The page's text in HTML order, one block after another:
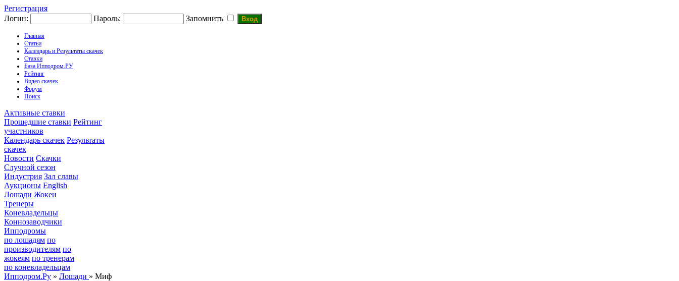
Регистрация
Логин:
Пароль: Запомнить
Главная
Статьи
Календарь и Результаты скачек
Ставки
База Ипподром.РУ
Рейтинг
Видео скачек
Форум
Поиск
Активные ставки
Прошедшие ставки Рейтинг
участников
Календарь скачек Результаты
скачек
Новости Скачки
Случной сезон
Индустрия Зал славы
Аукционы English
Лошади Жокеи
Тренеры
Коневладельцы
Коннозаводчики
Ипподромы
по лошадям по
производителям по
жокеям по тренерам
по коневладельцам
Ипподром.Ру » Лошади » Миф